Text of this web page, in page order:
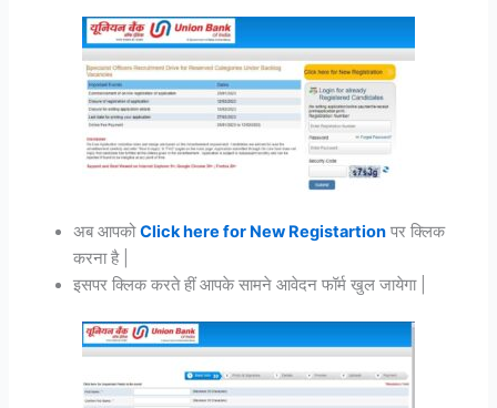
अब आपकोClick here for New Registartion पर क्लिक
करना है |
इसपर क्लिक करते हीं आपके सामने आवेदन फॉर्म खुल जायेगा |